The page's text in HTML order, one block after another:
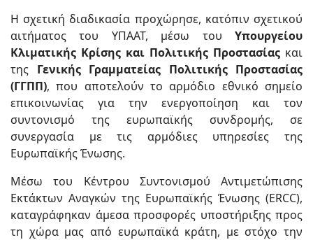
Η σχετική διαδικασία προχώρησε, κατόπιν σχετικού
αιτήματος του ΥΠΑΑΤ, μέσω του Υπουργείου
Κλιματικής Κρίσης και Πολιτικής Προστασίας και
της Γενικής Γραμματείας Πολιτικής Προστασίας
(ΓΓΠΠ), που αποτελούν το αρμόδιο εθνικό σημείο
επικοινωνίας για την ενεργοποίηση και τον
συντονισμό της ευρωπαϊκής συνδρομής, σε
συνεργασία με τις αρμόδιες υπηρεσίες της
Ευρωπαϊκής Ένωσης.
Μέσω του Κέντρου Συντονισμού Αντιμετώπισης
Εκτάκτων Αναγκών της Ευρωπαϊκής Ένωσης (ERCC),
καταγράφηκαν άμεσα προσφορές υποστήριξης προς
τη χώρα μας από ευρωπαϊκά κράτη, με στόχο την